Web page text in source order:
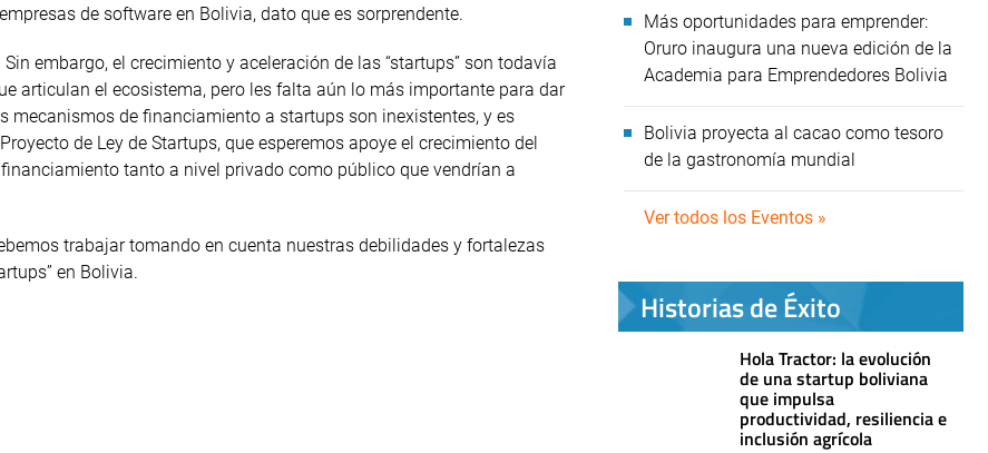
de software en Bolivia, dato que es sorprendente.
embargo, el crecimiento y aceleración de las “startups” son todavía
articulan el ecosistema, pero les falta aún lo más importante para dar
de financiamiento a startups son inexistentes, y es
de Ley de Startups, que esperemos apoye el crecimiento del
tanto a nivel privado como público que vendrían a
trabajar tomando en cuenta nuestras debilidades y fortalezas
en Bolivia.
Más oportunidades para emprender:
Oruro inaugura una nueva edición de la
Academia para Emprendedores Bolivia
Bolivia proyecta al cacao como tesoro
de la gastronomía mundial
Ver todos los Eventos »
Historias de Éxito
Hola Tractor: la evolución
de una startup boliviana
que impulsa
productividad, resiliencia e
inclusión agrícola